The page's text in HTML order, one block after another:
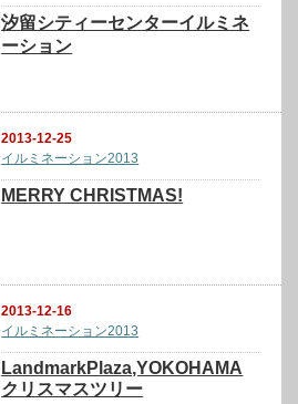
汐留シティーセンターイルミネ
ーション
2013-12-25
イルミネーション2013
MERRY CHRISTMAS!
2013-12-16
イルミネーション2013
LandmarkPlaza,YOKOHAMA
クリスマスツリー